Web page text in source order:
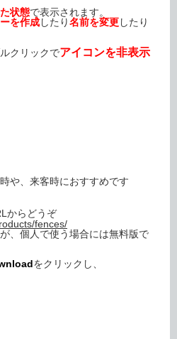
状態で表示されます。
を作成したり名前を変更したり
クリックでアイコンを非表示
や、来客時におすすめです
からどうぞ
fences/
、個人で使う場合には無料版で
をクリックし、